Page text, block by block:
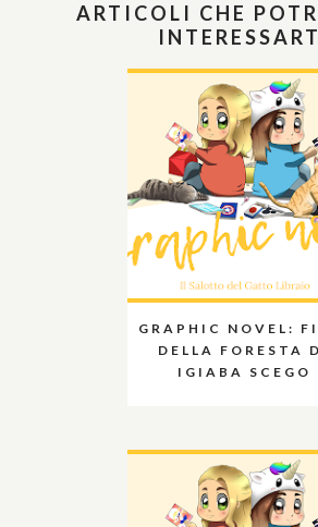
ARTICOLI CHE
GRAPHIC NOVEL:
DELLA FORESTA
IGIABA SCEGO